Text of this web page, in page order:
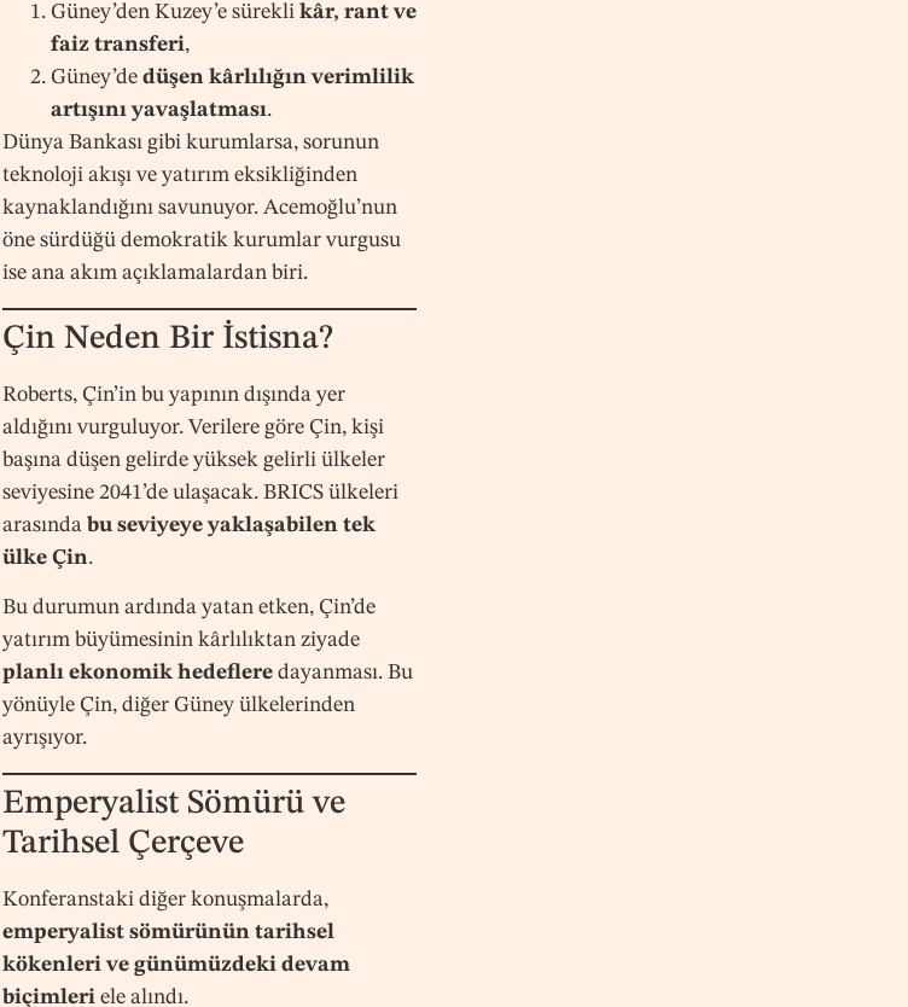
Güney’den Kuzey’e sürekli kâr, rant ve
faiz transferi,
Güney’de düşen kârlılığın verimlilik
artışını yavaşlatması.
Dünya Bankası gibi kurumlarsa, sorunun
teknoloji akışı ve yatırım eksikliğinden
kaynaklandığını savunuyor. Acemoğlu’nun
öne sürdüğü demokratik kurumlar vurgusu
ise ana akım açıklamalardan biri.
Çin Neden Bir İstisna?
Roberts, Çin’in bu yapının dışında yer
aldığını vurguluyor. Verilere göre Çin, kişi
başına düşen gelirde yüksek gelirli ülkeler
seviyesine 2041’de ulaşacak. BRICS ülkeleri
arasında bu seviyeye yaklaşabilen tek
ülke Çin.
Bu durumun ardında yatan etken, Çin’de
yatırım büyümesinin kârlılıktan ziyade
planlı ekonomik hedefleredayanması. Bu
yönüyle Çin, diğer Güney ülkelerinden
ayrışıyor.
Emperyalist Sömürü ve
Tarihsel Çerçeve
Konferanstaki diğer konuşmalarda,
emperyalist sömürünün tarihsel
kökenleri ve günümüzdeki devam
biçimleri ele alındı.